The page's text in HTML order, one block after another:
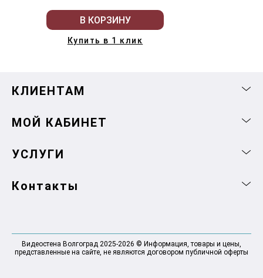
В КОРЗИНУ
Купить в 1 клик
КЛИЕНТАМ
МОЙ КАБИНЕТ
УСЛУГИ
Контакты
Видеостена Волгоград 2025-2026 © Информация, товары и цены,
представленные на сайте, не являются договором публичной оферты